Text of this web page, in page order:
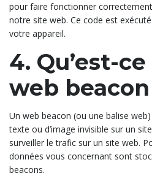
pour faire fonctionner
notre site web. Ce code est
votre appareil.
4. Qu’est-ce
web beacon
Un web beacon (ou une balise
texte ou d’image invisible sur un
surveiller le trafic sur un site web.
données vous concernant sont
beacons.